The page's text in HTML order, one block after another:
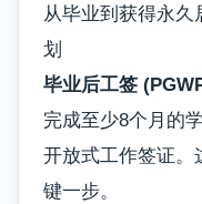
从毕业到获得永久
划
毕业后工签
完成至少8个月的
开放式工作签证。
键一步。